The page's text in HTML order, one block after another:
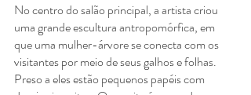
No centro do salão principal, a artista criou
uma grande escultura antropomórfica, em
que uma mulher-árvore se conecta com os
visitantes por meio de seus galhos e folhas.
Preso a eles estão pequenos papéis com